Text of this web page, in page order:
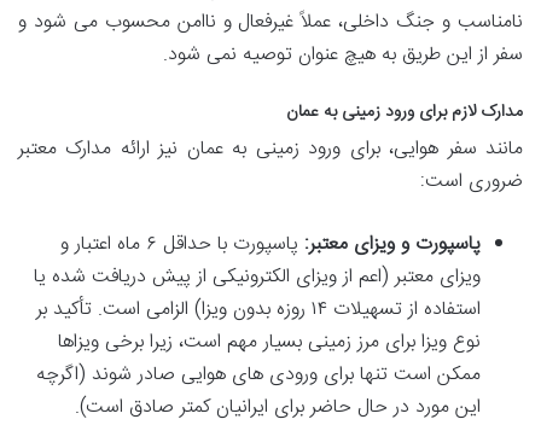
نامناسب و جنگ داخلی، عملاً غیرفعال و ناامن محسوب می شود و
سفر از این طریق به هیچ عنوان توصیه نمی شود.
مدارک لازم برای ورود زمینی به عمان
مانند سفر هوایی، برای ورود زمینی به عمان نیز ارائه مدارک معتبر
ضروری است:
پاسپورت و ویزای معتبر:
پاسپورت با حداقل ۶ ماه اعتبار و
ویزای معتبر (اعم از ویزای الکترونیکی از پیش دریافت شده یا
استفاده از تسهیلات ۱۴ روزه بدون ویزا) الزامی است. تأکید بر
نوع ویزا برای مرز زمینی بسیار مهم است، زیرا برخی ویزاها
ممکن است تنها برای ورودی های هوایی صادر شوند (اگرچه
این مورد در حال حاضر برای ایرانیان کمتر صادق است).